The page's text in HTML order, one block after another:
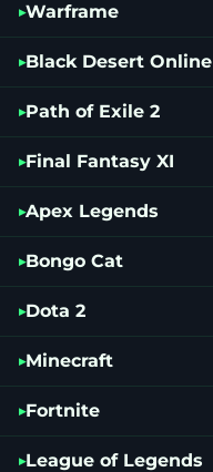
Warframe
Black Desert Online
Path of Exile 2
Final Fantasy XI
Apex Legends
Bongo Cat
Dota 2
Minecraft
Fortnite
League of Legends